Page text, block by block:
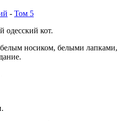
- Том 5
кот.
носиком, белыми лапками,